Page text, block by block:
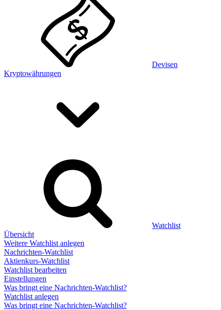
Devisen
Kryptowährungen
Watchlist
Übersicht
Weitere Watchlist anlegen
Nachrichten-Watchlist
Aktienkurs-Watchlist
Watchlist bearbeiten
Einstellungen
Was bringt eine Nachrichten-Watchlist?
Watchlist anlegen
Was bringt eine Nachrichten-Watchlist?